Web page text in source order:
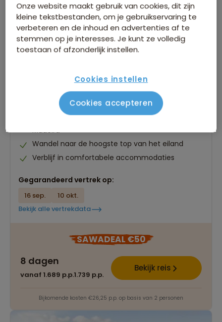
Wandelvakantie Madeira
281 beoordelingen
Madeira
Wandel naar de hoogste top van het eiland
Verblijf in comfortabele accommodaties
Gegarandeerd vertrek op:
16 sep.
10 okt.
Bekijk alle vertrekdata
SAWADEAL €50
8 dagen
vanaf 1.689 p.p.1.739 p.p.
Bekijk reis
Bijkomende kosten €26,25 p.p. op basis van 2 personen
Onze website maakt gebruik van cookies, dit zijn
kleine tekstbestanden, om je gebruikservaring te
verbeteren en de inhoud en advertenties af te
stemmen op je interesses. Je kunt ze volledig
toestaan of afzonderlijk instellen.
Cookies instellen
Cookies accepteren